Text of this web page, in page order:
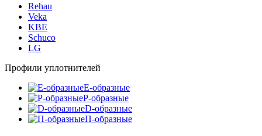
Rehau
Veka
KBE
Schuco
LG
Профили уплотнителей
E-образные
P-образные
D-образные
П-образные